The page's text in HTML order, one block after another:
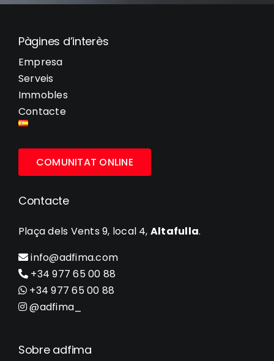
Pàgines d’interès
Empresa
Serveis
Immobles
Contacte
COMUNITAT ONLINE
Contacte
Plaça dels Vents 9, local 4, Altafulla.
info@adfima.com
+34 977 65 00 88
+34 977 65 00 88
@adfima_
Sobre adfima